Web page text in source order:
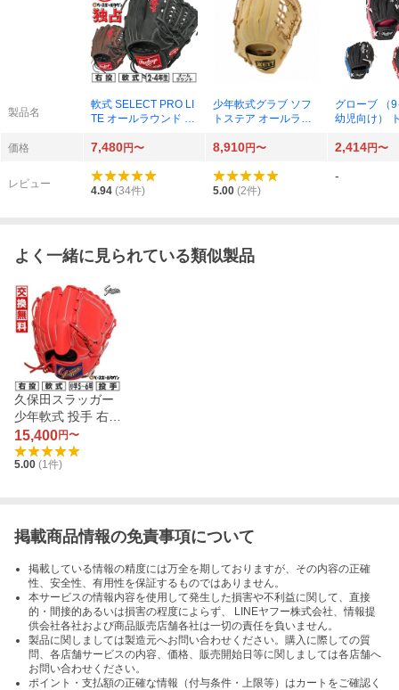
製品名
軟式 SELECT PRO LI
TE オールラウンド 右
少年軟式グラブ ソフ
トステア オールラウ
ブラウン） BJGB744
グローブ （
幼児向け）
げ用 JPL91
価格 7,480円〜 8,910円〜 2,414円〜
レビュー
4.94 (34件) 5.00 (2件)
-
よく一緒に見られている類似製品
久保田スラッガー
少年軟式 投手 右投
（Fオレンジ） KS
N-J1P C-1111P
15,400円〜
5.00 (1 件)
掲載商品情報の免責事項について
掲載している情報の精度には万全を期しておりますが、その内容の正確
性、安全性、有用性を保証するものではありません。
本サービスの情報内容を使用して発生した損害や不利益に関して、直接
的・間接的あるいは損害の程度によらず、 LINEヤフー株式会社、情報提
供会社各社および商品販売店舗各社は一切の責任を負いません。
製品に関しましては製造元へお問い合わせください。購入に際しての質
問、各店舗サービスの内容、価格、販売開始日等に関しましては各店舗へ
お問い合わせください。
ポイント・支払額の正確な情報（付与条件・上限等）はカートをご確認く